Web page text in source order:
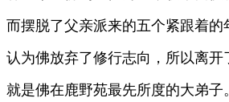
而摆脱了父亲派来的五个紧跟着的
认为佛放弃了修行志向，所以离
就是佛在鹿野苑最先所度的大弟子。